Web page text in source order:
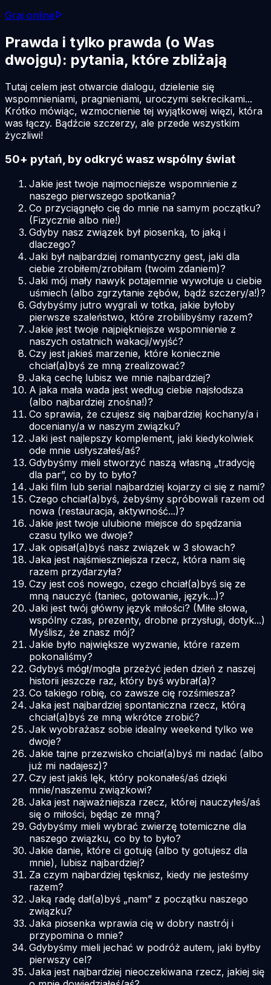
Graj online
Prawda i tylko prawda (o Was
dwojgu): pytania, które zbliżają
Tutaj celem jest otwarcie dialogu, dzielenie się
wspomnieniami, pragnieniami, uroczymi sekrecikami...
Krótko mówiąc, wzmocnienie tej wyjątkowej więzi, która
was łączy. Bądźcie szczerzy, ale przede wszystkim
życzliwi!
50+ pytań, by odkryć wasz wspólny świat
Jakie jest twoje najmocniejsze wspomnienie z
naszego pierwszego spotkania?
Co przyciągnęło cię do mnie na samym początku?
(Fizycznie albo nie!)
Gdyby nasz związek był piosenką, to jaką i
dlaczego?
Jaki był najbardziej romantyczny gest, jaki dla
ciebie zrobiłem/zrobiłam (twoim zdaniem)?
Jaki mój mały nawyk potajemnie wywołuje u ciebie
uśmiech (albo zgrzytanie zębów, bądź szczery/a!)?
Gdybyśmy jutro wygrali w totka, jakie byłoby
pierwsze szaleństwo, które zrobilibyśmy razem?
Jakie jest twoje najpiękniejsze wspomnienie z
naszych ostatnich wakacji/wyjść?
Czy jest jakieś marzenie, które koniecznie
chciał(a)byś ze mną zrealizować?
Jaką cechę lubisz we mnie najbardziej?
A jaka mała wada jest według ciebie najsłodsza
(albo najbardziej znośna!)?
Co sprawia, że czujesz się najbardziej kochany/a i
doceniany/a w naszym związku?
Jaki jest najlepszy komplement, jaki kiedykolwiek
ode mnie usłyszałeś/aś?
Gdybyśmy mieli stworzyć naszą własną „tradycję
dla par”, co by to było?
Jaki film lub serial najbardziej kojarzy ci się z nami?
Czego chciał(a)byś, żebyśmy spróbowali razem od
nowa (restauracja, aktywność...)?
Jakie jest twoje ulubione miejsce do spędzania
czasu tylko we dwoje?
Jak opisał(a)byś nasz związek w 3 słowach?
Jaka jest najśmieszniejsza rzecz, która nam się
razem przydarzyła?
Czy jest coś nowego, czego chciał(a)byś się ze
mną nauczyć (taniec, gotowanie, język...)?
Jaki jest twój główny język miłości? (Miłe słowa,
wspólny czas, prezenty, drobne przysługi, dotyk...)
Myślisz, że znasz mój?
Jakie było największe wyzwanie, które razem
pokonaliśmy?
Gdybyś mógł/mogła przeżyć jeden dzień z naszej
historii jeszcze raz, który byś wybrał(a)?
Co takiego robię, co zawsze cię rozśmiesza?
Jaka jest najbardziej spontaniczna rzecz, którą
chciał(a)byś ze mną wkrótce zrobić?
Jak wyobrażasz sobie idealny weekend tylko we
dwoje?
Jakie tajne przezwisko chciał(a)byś mi nadać (albo
już mi nadajesz)?
Czy jest jakiś lęk, który pokonałeś/aś dzięki
mnie/naszemu związkowi?
Jaka jest najważniejsza rzecz, której nauczyłeś/aś
się o miłości, będąc ze mną?
Gdybyśmy mieli wybrać zwierzę totemiczne dla
naszego związku, co by to było?
Jakie danie, które ci gotuję (albo ty gotujesz dla
mnie), lubisz najbardziej?
Za czym najbardziej tęsknisz, kiedy nie jesteśmy
razem?
Jaką radę dał(a)byś „nam” z początku naszego
związku?
Jaka piosenka wprawia cię w dobry nastrój i
przypomina o mnie?
Gdybyśmy mieli jechać w podróż autem, jaki byłby
pierwszy cel?
Jaka jest najbardziej nieoczekiwana rzecz, jakiej się